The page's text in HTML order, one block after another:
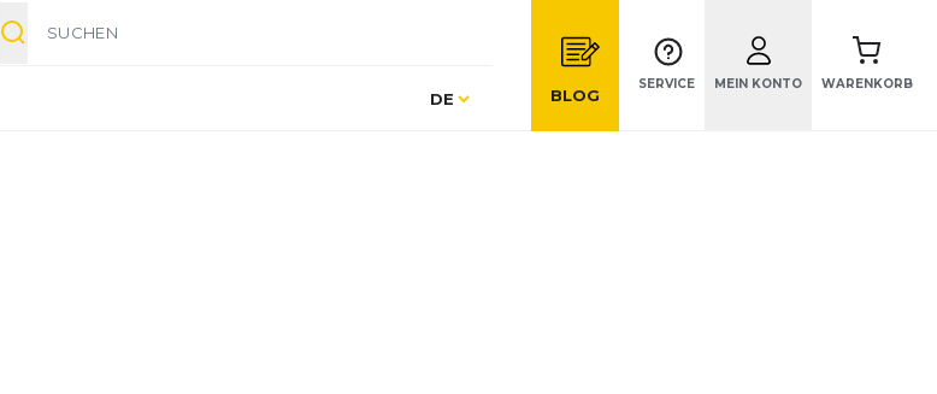
Sprache
DE BLOG
SERVICE MEIN KONTO WARENKORB